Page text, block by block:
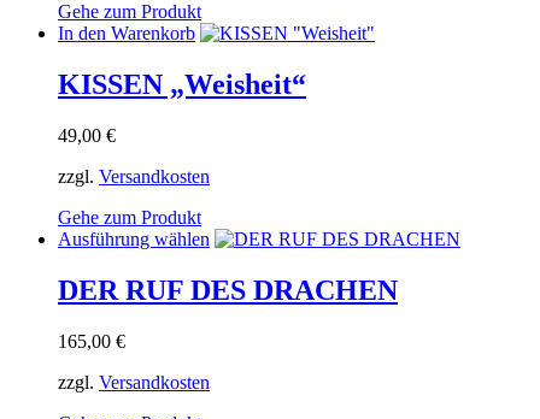
Gehe zum Produkt
In den Warenkorb
KISSEN „Weisheit“
49,00 €
zzgl. Versandkosten
Gehe zum Produkt
Ausführung wählen Dieses
weist
mehrere
DER RUF DES DRACHEN
165,00 €
zzgl. Versandkosten